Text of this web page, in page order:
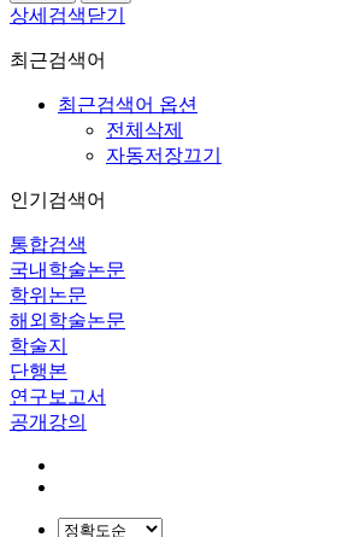
상세검색닫기
최근검색어
최근검색어 옵션
전체삭제
자동저장끄기
인기검색어
통합검색
국내학술논문
학위논문
해외학술논문
학술지
단행본
연구보고서
공개강의